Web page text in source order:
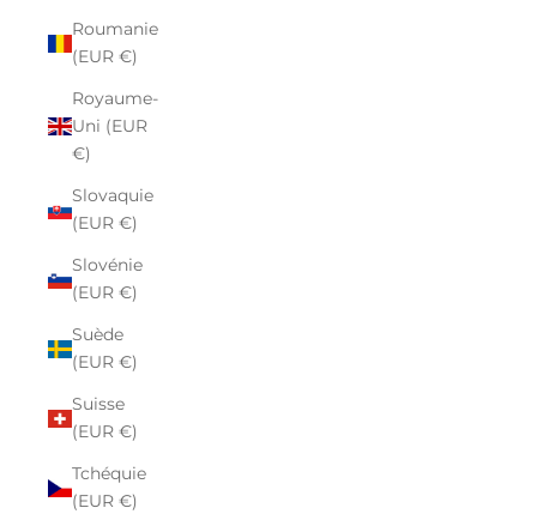
Roumanie
(EUR €)
Royaume-
Uni (EUR
€)
Slovaquie
(EUR €)
Slovénie
(EUR €)
Suède
(EUR €)
Suisse
(EUR €)
Tchéquie
(EUR €)